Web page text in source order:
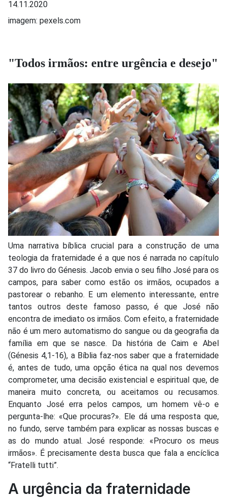
14.11.2020
imagem: pexels.com
"Todos irmãos: entre urgência e desejo"
Uma narrativa bíblica crucial para a construção de uma
teologia da fraternidade é a que nos é narrada no capítulo
37 do livro do Génesis. Jacob envia o seu filho José para os
campos, para saber como estão os irmãos, ocupados a
pastorear o rebanho. E um elemento interessante, entre
tantos outros deste famoso passo, é que José não
encontra de imediato os irmãos. Com efeito, a fraternidade
não é um mero automatismo do sangue ou da geografia da
família em que se nasce. Da história de Caim e Abel
(Génesis 4,1-16), a Bíblia faz-nos saber que a fraternidade
é, antes de tudo, uma opção ética na qual nos devemos
comprometer, uma decisão existencial e espiritual que, de
maneira muito concreta, ou aceitamos ou recusamos.
Enquanto José erra pelos campos, um homem vê-o e
pergunta-lhe: «Que procuras?». Ele dá uma resposta que,
no fundo, serve também para explicar as nossas buscas e
as do mundo atual. José responde: «Procuro os meus
irmãos». É precisamente desta busca que fala a encíclica
“Fratelli tutti”.
A urgência da fraternidade